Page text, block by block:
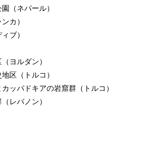
（ネパール）
カ）
ブ）
ヨルダン）
区（トルコ）
ッパドキアの岩窟群（トルコ）
レバノン）